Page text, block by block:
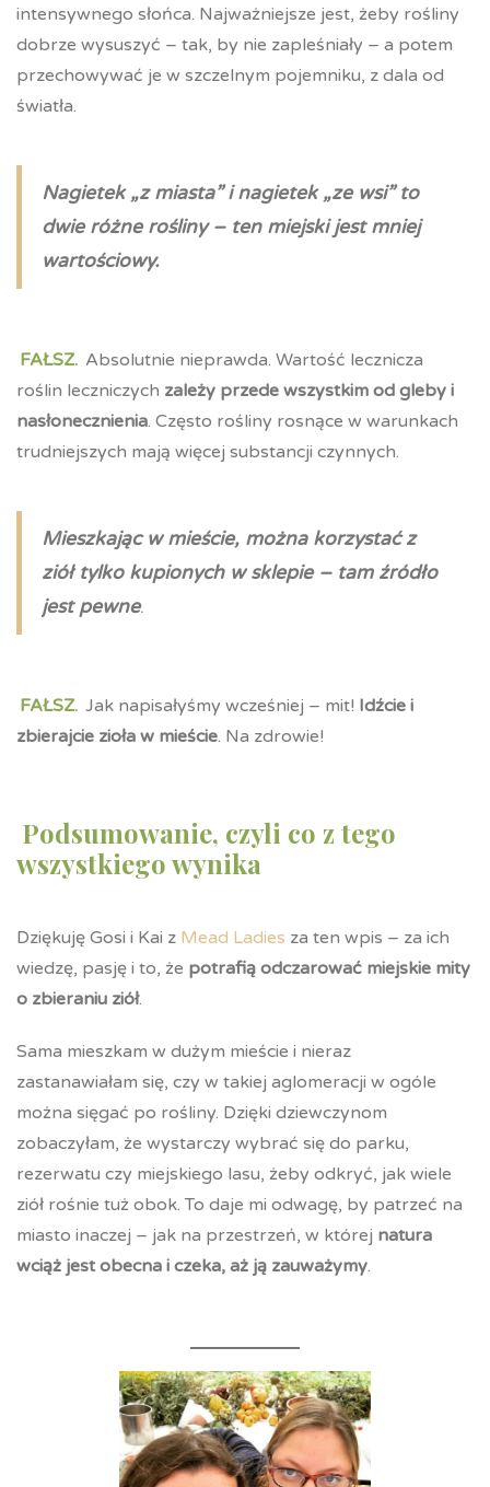
intensywnego słońca. Najważniejsze jest, żeby rośliny
dobrze wysuszyć – tak, by nie zapleśniały – a potem
przechowywać je w szczelnym pojemniku, z dala od
światła.
Nagietek „z miasta” i nagietek „ze wsi” to
dwie różne rośliny – ten miejski jest mniej
wartościowy.
FAŁSZ. Absolutnie nieprawda. Wartość lecznicza
roślin leczniczych zależy przede wszystkim od gleby i
nasłonecznienia. Często rośliny rosnące w warunkach
trudniejszych mają więcej substancji czynnych.
Mieszkając w mieście, można korzystać z
ziół tylko kupionych w sklepie – tam źródło
jest pewne.
FAŁSZ. Jak napisałyśmy wcześniej – mit! Idźcie i
zbierajcie zioła w mieście. Na zdrowie!
Podsumowanie, czyli co z tego
wszystkiego wynika
Dziękuję Gosi i Kai z Mead Ladies za ten wpis – za ich
wiedzę, pasję i to, że potrafią odczarować miejskie mity
o zbieraniu ziół.
Sama mieszkam w dużym mieście i nieraz
zastanawiałam się, czy w takiej aglomeracji w ogóle
można sięgać po rośliny. Dzięki dziewczynom
zobaczyłam, że wystarczy wybrać się do parku,
rezerwatu czy miejskiego lasu, żeby odkryć, jak wiele
ziół rośnie tuż obok. To daje mi odwagę, by patrzeć na
miasto inaczej – jak na przestrzeń, w której natura
wciąż jest obecna i czeka, aż ją zauważymy.